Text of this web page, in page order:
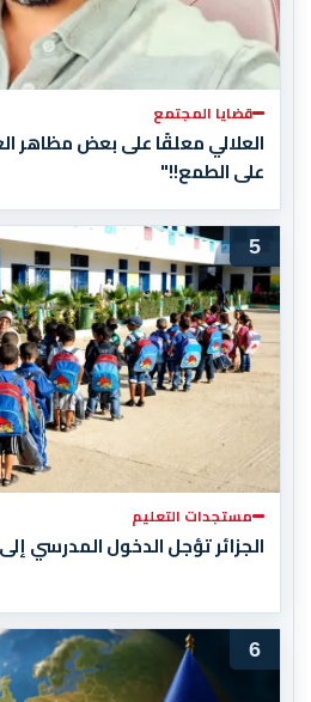
قضايا المجتمع
العلالي معلقًا على بعض مظاهر
على الطمع!!"
5
مستجدات التعليم
الجزائر تؤجل الدخول المدرسي إلى 21 شتنبر المقبل
6